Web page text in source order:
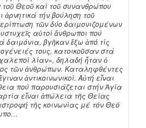
τοῦ Θεοῦ καί τοῦ συνανθρώπου
ἀρνητικά τήν βούληση τοῦ
τῶν δύο δαιμονιζομένων
αὐτοί ἄνθρωποι πού
δαιμόνια, βγῆκαν ἔξω ἀπό τίς
τους, κατοικοῦσαν στά
λίαν», δηλαδή ἦταν ὁ
τῶν ἀνθρώπων. Καταληφθέντες
ἀντικοινωνικοί. Αὐτή εἶναι
πού παρουσιάζεται στήν Ἁγία
εἶναι ἀπώλεια τῆς Θείας
τῆς κοινωνίας μέ τόν Θεό